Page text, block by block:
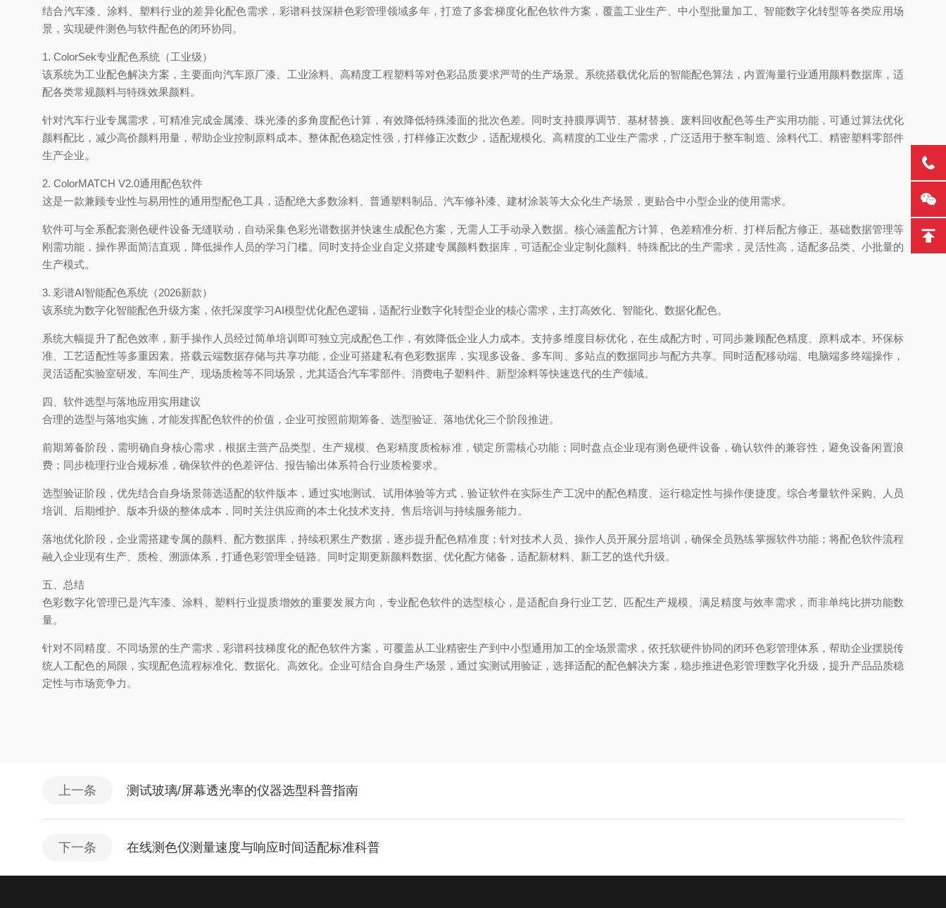
结合汽车漆、涂料、塑料行业的差异化配色需求，彩谱科技深耕色彩管理领域多年，打造了多套梯度化配色软件方案，覆盖工业生产、中小型批量加工、智能数字化转型等各类应用场
景，实现硬件测色与软件配色的闭环协同。
1. ColorSek专业配色系统（工业级）
该系统为工业配色解决方案，主要面向汽车原厂漆、工业涂料、高精度工程塑料等对色彩品质要求严苛的生产场景。系统搭载优化后的智能配色算法，内置海量行业通用颜料数据库，适
配各类常规颜料与特殊效果颜料。
针对汽车行业专属需求，可精准完成金属漆、珠光漆的多角度配色计算，有效降低特殊漆面的批次色差。同时支持膜厚调节、基材替换、废料回收配色等生产实用功能，可通过算法优化
颜料配比，减少高价颜料用量，帮助企业控制原料成本。整体配色稳定性强，打样修正次数少，适配规模化、高精度的工业生产需求，广泛适用于整车制造、涂料代工、精密塑料零部件
生产企业。
2. ColorMATCH V2.0通用配色软件
这是一款兼顾专业性与易用性的通用型配色工具，适配绝大多数涂料、普通塑料制品、汽车修补漆、建材涂装等大众化生产场景，更贴合中小型企业的使用需求。
软件可与全系配套测色硬件设备无缝联动，自动采集色彩光谱数据并快速生成配色方案，无需人工手动录入数据。核心涵盖配方计算、色差精准分析、打样后配方修正、基础数据管理等
刚需功能，操作界面简洁直观，降低操作人员的学习门槛。同时支持企业自定义搭建专属颜料数据库，可适配企业定制化颜料、特殊配比的生产需求，灵活性高，适配多品类、小批量的
生产模式。
3. 彩谱AI智能配色系统（2026新款）
该系统为数字化智能配色升级方案，依托深度学习AI模型优化配色逻辑，适配行业数字化转型企业的核心需求，主打高效化、智能化、数据化配色。
系统大幅提升了配色效率，新手操作人员经过简单培训即可独立完成配色工作，有效降低企业人力成本。支持多维度目标优化，在生成配方时，可同步兼顾配色精度、原料成本、环保标
准、工艺适配性等多重因素。搭载云端数据存储与共享功能，企业可搭建私有色彩数据库，实现多设备、多车间、多站点的数据同步与配方共享。同时适配移动端、电脑端多终端操作，
灵活适配实验室研发、车间生产、现场质检等不同场景，尤其适合汽车零部件、消费电子塑料件、新型涂料等快速迭代的生产领域。
四、软件选型与落地应用实用建议
合理的选型与落地实施，才能发挥配色软件的价值，企业可按照前期筹备、选型验证、落地优化三个阶段推进。
前期筹备阶段，需明确自身核心需求，根据主营产品类型、生产规模、色彩精度质检标准，锁定所需核心功能；同时盘点企业现有测色硬件设备，确认软件的兼容性，避免设备闲置浪
费；同步梳理行业合规标准，确保软件的色差评估、报告输出体系符合行业质检要求。
选型验证阶段，优先结合自身场景筛选适配的软件版本，通过实地测试、试用体验等方式，验证软件在实际生产工况中的配色精度、运行稳定性与操作便捷度。综合考量软件采购、人员
培训、后期维护、版本升级的整体成本，同时关注供应商的本土化技术支持、售后培训与持续服务能力。
落地优化阶段，企业需搭建专属的颜料、配方数据库，持续积累生产数据，逐步提升配色精准度；针对技术人员、操作人员开展分层培训，确保全员熟练掌握软件功能；将配色软件流程
融入企业现有生产、质检、溯源体系，打通色彩管理全链路。同时定期更新颜料数据、优化配方储备，适配新材料、新工艺的迭代升级。
五、总结
色彩数字化管理已是汽车漆、涂料、塑料行业提质增效的重要发展方向，专业配色软件的选型核心，是适配自身行业工艺、匹配生产规模、满足精度与效率需求，而非单纯比拼功能数
量。
针对不同精度、不同场景的生产需求，彩谱科技梯度化的配色软件方案，可覆盖从工业精密生产到中小型通用加工的全场景需求，依托软硬件协同的闭环色彩管理体系，帮助企业摆脱传
统人工配色的局限，实现配色流程标准化、数据化、高效化。企业可结合自身生产场景，通过实测试用验证，选择适配的配色解决方案，稳步推进色彩管理数字化升级，提升产品品质稳
定性与市场竞争力。
上一条 测试玻璃/屏幕透光率的仪器选型科普指南
下一条 在线测色仪测量速度与响应时间适配标准科普